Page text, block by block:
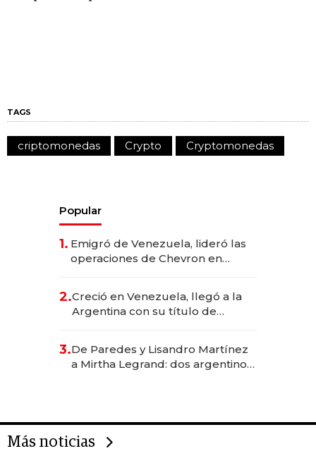
TAGS
criptomonedas Crypto Cryptomonedas
Popular
1. Emigró de Venezuela, lideró las
operaciones de Chevron en
2.Creció en Venezuela, llegó a la
Argentina con su título de
las marcas "fast premium"
3.De Paredes y Lisandro Martínez
a Mirtha Legrand: dos argentinos
Más noticias